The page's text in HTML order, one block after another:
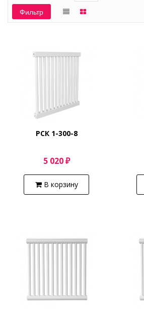
Фильтр
РСК 1-300-8
5 020 ₽
В корзину